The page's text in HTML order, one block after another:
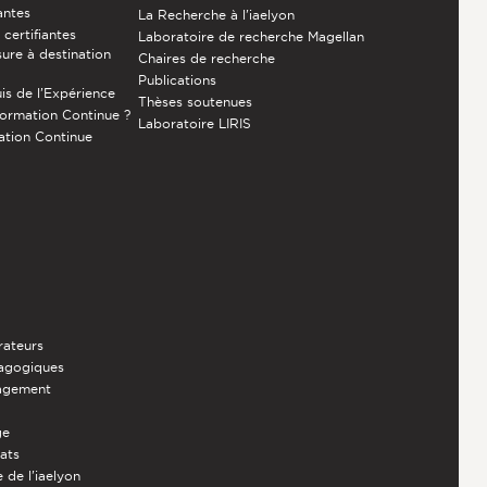
certifiantes
à destination
de l’Expérience
Continue ?
Continue
La Recherche à l'iaelyon
Laboratoire de recherche Magellan
Chaires de recherche
Publications
Thèses soutenues
Laboratoire LIRIS
de l'iaelyon